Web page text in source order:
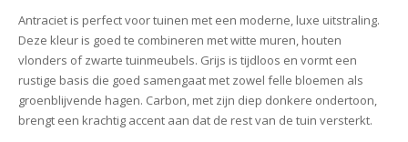
Antraciet is perfect voor tuinen met een moderne, luxe uitstraling.
Deze kleur is goed te combineren met witte muren, houten
vlonders of zwarte tuinmeubels. Grijs is tijdloos en vormt een
rustige basis die goed samengaat met zowel felle bloemen als
groenblijvende hagen. Carbon, met zijn diep donkere ondertoon,
brengt een krachtig accent aan dat de rest van de tuin versterkt.